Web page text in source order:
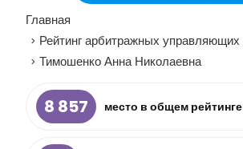
Главная
> Рейтинг арбитражных управляющих
> Тимошенко Анна Николаевна
8 857 место в общем рейтинге